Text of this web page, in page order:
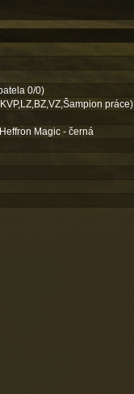
0/0)
práce)
Magic - černá